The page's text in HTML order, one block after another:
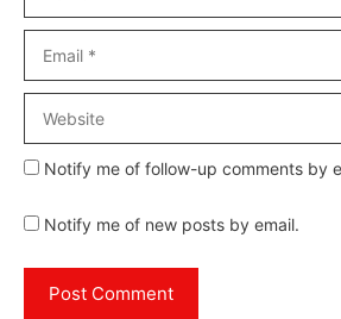
Notify me of follow-up comments by
Notify me of new posts by email.